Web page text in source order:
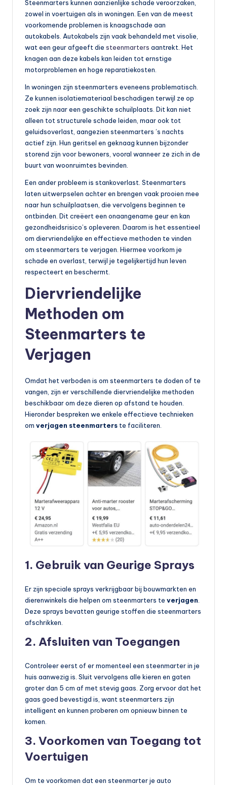
Steenmarters kunnen aanzienlijke schade veroorzaken,
zowel in voertuigen als in woningen. Een van de meest
voorkomende problemen is knaagschade aan
autokabels. Autokabels zijn vaak behandeld met visolie,
wat een geur afgeeft die steenmarters aantrekt. Het
knagen aan deze kabels kan leiden tot ernstige
motorproblemen en hoge reparatiekosten.
In woningen zijn steenmarters eveneens problematisch.
Ze kunnen isolatiemateriaal beschadigen terwijl ze op
zoek zijn naar een geschikte schuilplaats. Dit kan niet
alleen tot structurele schade leiden, maar ook tot
geluidsoverlast, aangezien steenmarters ’s nachts
actief zijn. Hun geritsel en geknaag kunnen bijzonder
storend zijn voor bewoners, vooral wanneer ze zich in de
buurt van woonruimtes bevinden.
Een ander probleem is stankoverlast. Steenmarters
laten uitwerpselen achter en brengen vaak prooien mee
naar hun schuilplaatsen, die vervolgens beginnen te
ontbinden. Dit creëert een onaangename geur en kan
gezondheidsrisico’s opleveren. Daarom is het essentieel
om diervriendelijke en effectieve methoden te vinden
om steenmarters te verjagen. Hiermee voorkom je
schade en overlast, terwijl je tegelijkertijd hun leven
respecteert en beschermt.
Diervriendelijke
Methoden om
Steenmarters te
Verjagen
Omdat het verboden is om steenmarters te doden of te
vangen, zijn er verschillende diervriendelijke methoden
beschikbaar om deze dieren op afstand te houden.
Hieronder bespreken we enkele effectieve technieken
om verjagen steenmarters te faciliteren.
1. Gebruik van Geurige Sprays
Er zijn speciale sprays verkrijgbaar bij bouwmarkten en
dierenwinkels die helpen om steenmarters te verjagen
Deze sprays bevatten geurige stoffen die steenmarters
afschrikken.
2. Afsluiten van Toegangen
Controleer eerst of er momenteel een steenmarter in je
huis aanwezig is. Sluit vervolgens alle kieren en gaten
groter dan 5 cm af met stevig gaas. Zorg ervoor dat het
gaas goed bevestigd is, want steenmarters zijn
intelligent en kunnen proberen om opnieuw binnen te
komen.
3. Voorkomen van Toegang tot
Voertuigen
Om te voorkomen dat een steenmarter je auto